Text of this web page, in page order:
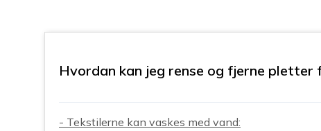
Hvordan kan jeg rense og fjerne
- Tekstilerne kan vaskes med vand: